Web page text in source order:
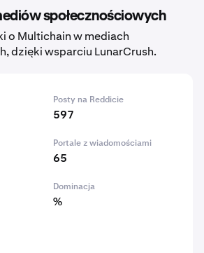
społecznościowych
o Multichain w mediach
dzięki wsparciu LunarCrush.
Posty na Reddicie
597
Portale z wiadomościami
65
Dominacja
%